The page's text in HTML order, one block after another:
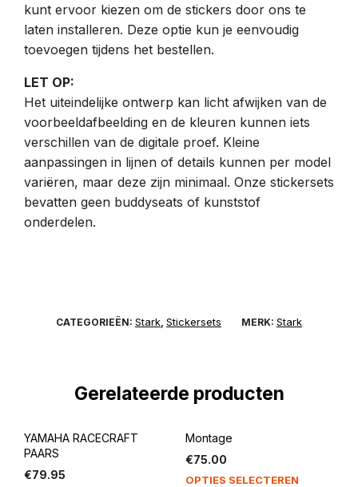
kunt ervoor kiezen om de stickers door ons te
laten installeren. Deze optie kun je eenvoudig
toevoegen tijdens het bestellen.
LET OP:
Het uiteindelijke ontwerp kan licht afwijken van de
voorbeeldafbeelding en de kleuren kunnen iets
verschillen van de digitale proef. Kleine
aanpassingen in lijnen of details kunnen per model
variëren, maar deze zijn minimaal. Onze stickersets
bevatten geen buddyseats of kunststof
onderdelen.
CATEGORIEËN: Stark Stickersets MERK: Stark
Gerelateerde producten
YAMAHA RACECRAFT
PAARS
€79.95
Montage
€75.00
OPTIES SELECTEREN